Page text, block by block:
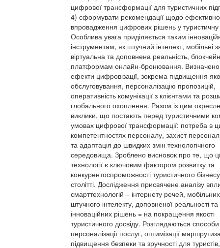
цифрової трансформації для туристичних
4) сформувати рекомендації щодо
впровадження цифрових рішень у туристичну
Особлива увага приділяється таким
інструментам, як штучний інтелект, мобільні
віртуальна та доповнена реальність,
платформам онлайн-бронювання. Визначено
ефекти цифровізації, зокрема підвищення
обслуговування, персоналізацію пропозицій,
оперативність комунікації з клієнтами та
глобального охоплення. Разом із цим
виклики, що постають перед туристичними
умовах цифрової трансформації: потреба в
компетентностях персоналу, захист
та адаптація до швидких змін технологічного
середовища. Зроблено висновок про те, що
технології є ключовим фактором розвитку та
конкурентоспроможності туристичного
столітті. Дослідження присвячене аналізу
смарттехнологій – інтернету речей,
штучного інтелекту, доповненої реальності
інноваційних рішень = на покращення якості
туристичного досвіду. Розглядаються способи
персоналізації послуг, оптимізації
підвищення безпеки та зручності для